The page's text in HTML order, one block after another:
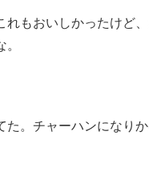
れもおいしかったけど
た。チャーハンになり